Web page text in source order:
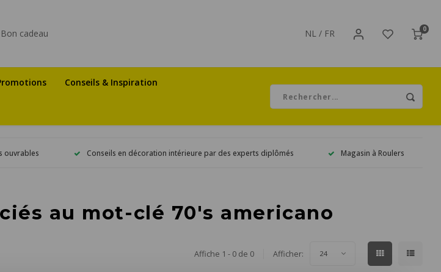
Bon cadeau NL / FR 0
Conseils & Inspiration
ouvrables Conseils en décoration intérieure par des experts diplômés Magasin à Roulers
au mot-clé 70's americano
Affiche 1 - 0 de 0 Afficher: 24